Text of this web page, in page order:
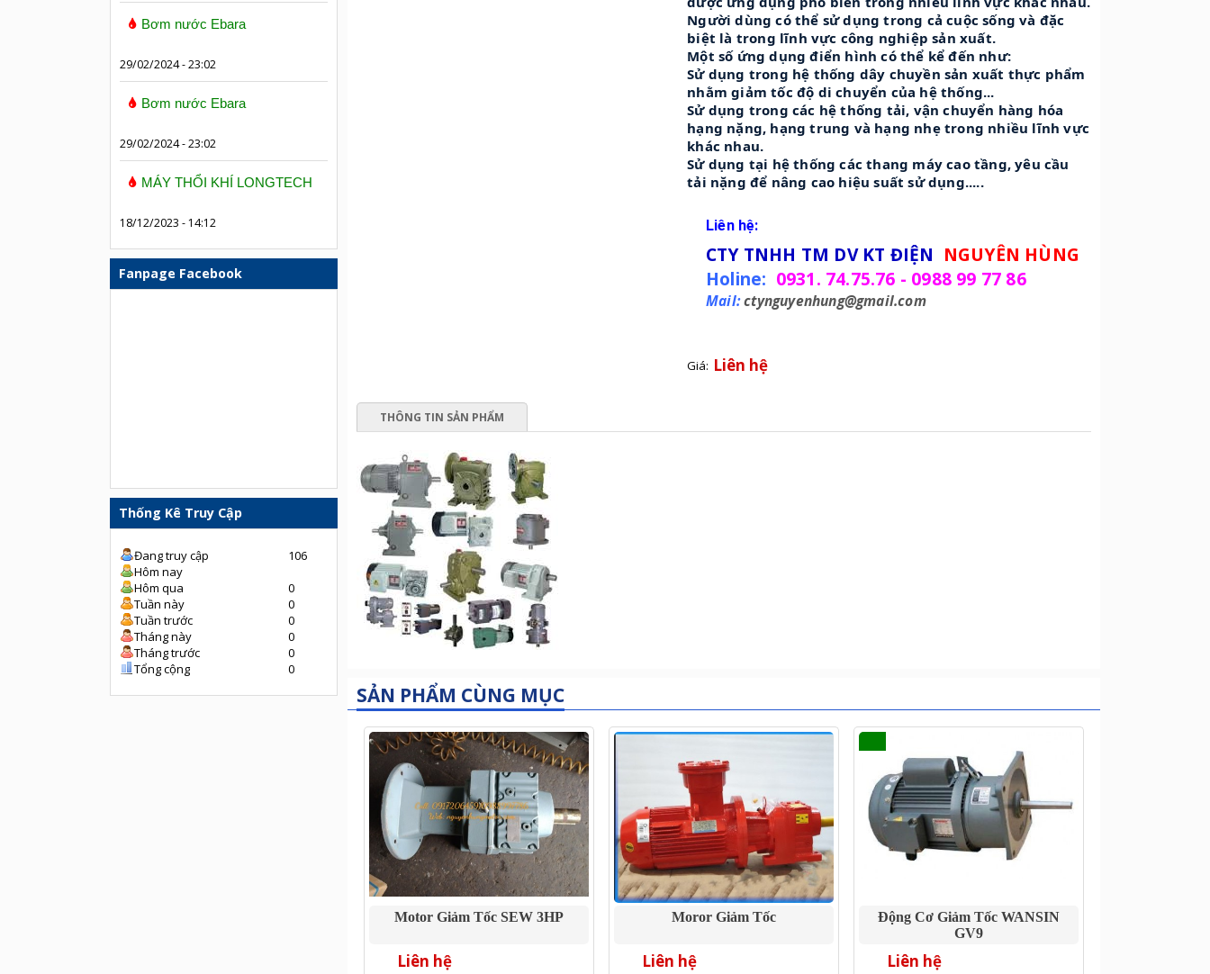
Bơm nước Ebara
29/02/2024 - 23:02
Bơm nước Ebara
29/02/2024 - 23:02
MÁY THỔI KHÍ LONGTECH
18/12/2023 - 14:12
Fanpage Facebook
Thống Kê Truy Cập
Đang truy cập
106
Hôm nay
Hôm qua
0
Tuần này
0
Tuần trước
0
Tháng này
0
Tháng trước
0
Tổng cộng
0
Người dùng có thể sử dụng trong cả cuộc sống và đặc
biệt là trong lĩnh vực công nghiệp sản xuất.
Một số ứng dụng điển hình có thể kể đến như:
Sử dụng trong hệ thống dây chuyền sản xuất thực phẩm
nhằm giảm tốc độ di chuyển của hệ thống...
Sử dụng trong các hệ thống tải, vận chuyển hàng hóa
hạng nặng, hạng trung và hạng nhẹ trong nhiều lĩnh vực
khác nhau.
Sử dụng tại hệ thống các thang máy cao tầng, yêu cầu
tải nặng để nâng cao hiệu suất sử dụng.....
Liên hệ:
CTY TNHH TM DV KT ĐIỆN NGUYÊN HÙNG
Holine: 0931. 74.75.76 - 0988 99 77 86
Mail:ctynguyenhung@gmail.com
Giá: Liên hệ
THÔNG TIN SẢN PHẨM
SẢN PHẨM CÙNG MỤC
Motor Giảm Tốc SEW 3HP
Liên hệ
Moror Giảm Tốc
Liên hệ
Động Cơ Giảm Tốc WANSIN
GV9
Liên hệ